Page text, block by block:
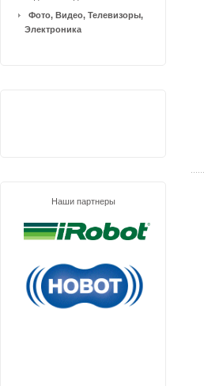
Фото, Видео, Телевизоры,
Электроника
Наши партнеры